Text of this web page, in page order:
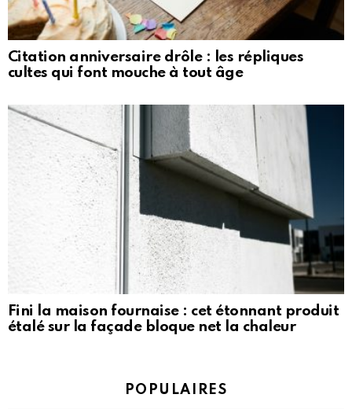
Citation anniversaire drôle : les répliques
cultes qui font mouche à tout âge
Fini la maison fournaise : cet étonnant produit
étalé sur la façade bloque net la chaleur
POPULAIRES